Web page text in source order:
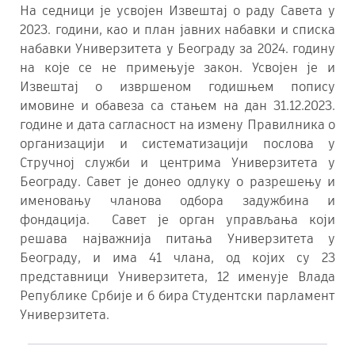
На седници је усвојен Извештај о раду Савета у
2023. години, као и план јавних набавки и списка
набавки Универзитета у Београду за 2024. годину
на које се не примењује закон. Усвојен је и
Извештај о извршеном годишњем попису
имовине и обавеза са стањем на дан 31.12.2023.
године и дата сагласност на измену Правилника о
организацији и систематизацији послова у
Стручној служби и центрима Универзитета у
Београду. Савет је донео одлуку о разрешењу и
именовању члановa одбора задужбина и
фондација. Савет је орган управљања који
решава најважнија питања Универзитета у
Београду, и има 41 члана, од којих су 23
представници Универзитета, 12 именује Влада
Републике Србије и 6 бира Студентски парламент
Универзитета.